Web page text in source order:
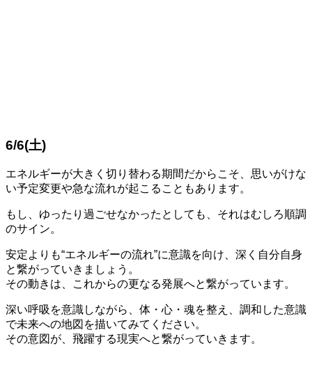
6/6(土)
エネルギーが大きく切り替わる期間だからこそ、思いがけな
い予定変更や急な流れが起こることもあります。
もし、ゆったり過ごせなかったとしても、それはむしろ順調
のサイン。
安定よりも“エネルギーの流れ”に意識を向け、深く自分自身
と繋がっていきましょう。
その動きは、これからの更なる発展へと繋がっています。
深い呼吸を意識しながら、体・心・魂を整え、調和した意識
で未来への地図を描いてみてください。
その意図が、飛躍する現実へと繋がっていきます。